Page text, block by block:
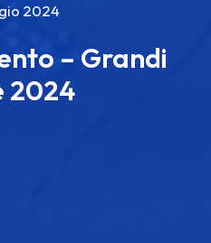
2024
– Grandi
2024